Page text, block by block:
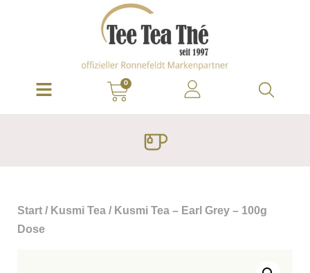
0
Start / Kusmi Tea / Kusmi Tea – Earl Grey – 100g
Dose